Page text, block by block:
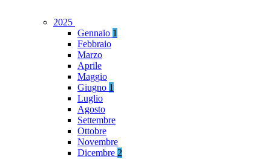
2025
Gennaio 1
Febbraio
Marzo
Aprile
Maggio
Giugno 1
Luglio
Agosto
Settembre
Ottobre
Novembre
Dicembre 2